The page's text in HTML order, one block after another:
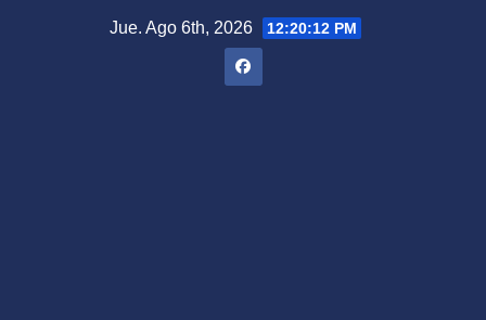
Jue. Ago 6th, 2026 12:20:13 PM